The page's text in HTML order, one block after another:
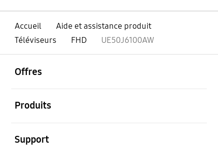
Accueil
Aide et assistance produit
Téléviseurs
FHD UE50J6100AW
Offres
Produits
Support